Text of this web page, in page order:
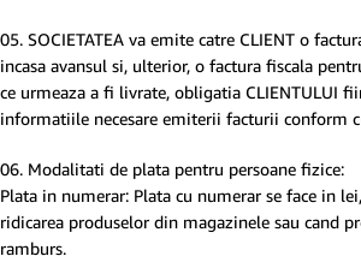
05. SOCIETATEA va emite catre CLIENT o
incasa avansul si, ulterior, o factura fiscala
ce urmeaza a fi livrate, obligatia CLIENTULUI
informatiile necesare emiterii facturii conform
06. Modalitati de plata pentru persoane fizice:
Plata in numerar: Plata cu numerar se face in
ridicarea produselor din magazinele sau cand
ramburs.